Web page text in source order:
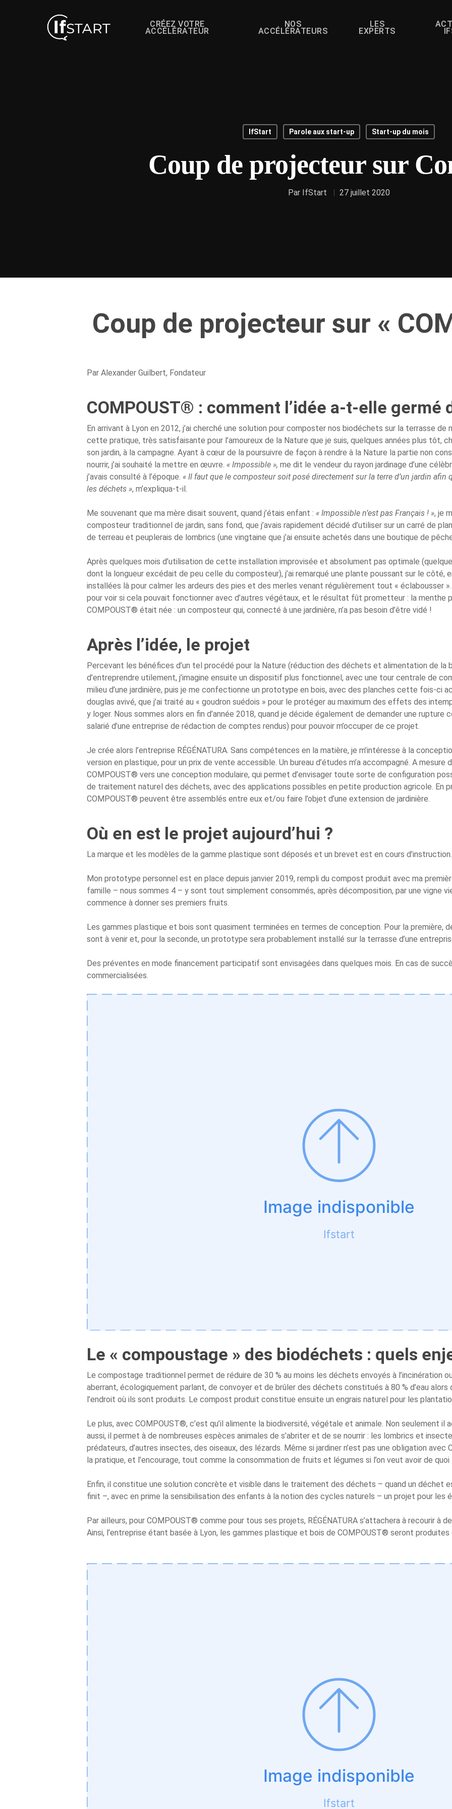
Hit enter to search or ESC to close
CRÉEZ VOTRE
ACCÉLÉRATEUR
NOS
ACCÉLÉRATEURS
LES
EXPERTS
IfStart Parole aux start-up Start-up du mois
Coup de projecteur sur
Par IfStart 27 juillet 2020
Coup de projecteur sur «
Par Alexander Guilbert, Fondateur
COMPOUST® : comment l’idée a-t-elle germé
En arrivant à Lyon en 2012, j’ai cherché une solution pour composter nos biodéchets sur la terrasse
cette pratique, très satisfaisante pour l’amoureux de la Nature que je suis, quelques années plus tôt,
son jardin, à la campagne. Ayant à cœur de la poursuivre de façon à rendre à la Nature la partie non
nourrir, j’ai souhaité la mettre en œuvre. « Impossible », me dit le vendeur du rayon jardinage d’une
j’avais consulté à l’époque. « Il faut que le composteur soit posé directement sur la terre d’un jardin
les déchets », m’expliqua-t-il.
Me souvenant que ma mère disait souvent, quand j’étais enfant : « Impossible n’est pas Français ! », je
composteur traditionnel de jardin, sans fond, que j’avais rapidement décidé d’utiliser sur un carré de
de terreau et peuplerais de lombrics (une vingtaine que j’ai ensuite achetés dans une boutique de
Après quelques mois d’utilisation de cette installation improvisée et absolument pas optimale
dont la longueur excédait de peu celle du composteur), j’ai remarqué une plante poussant sur le côté,
installées là pour calmer les ardeurs des pies et des merles venant régulièrement tout « éclabousser
pour voir si cela pouvait fonctionner avec d’autres végétaux, et le résultat fût prometteur : la menthe
COMPOUST® était née : un composteur qui, connecté à une jardinière, n’a pas besoin d’être vidé !
Après l’idée, le projet
Percevant les bénéfices d’un tel procédé pour la Nature (réduction des déchets et alimentation de la
d’entreprendre utilement, j’imagine ensuite un dispositif plus fonctionnel, avec une tour centrale de
milieu d’une jardinière, puis je me confectionne un prototype en bois, avec des planches cette fois-ci
douglas avivé, que j’ai traité au « goudron suédois » pour le protéger au maximum des effets des
y loger. Nous sommes alors en fin d’année 2018, quand je décide également de demander une rupture
salarié d’une entreprise de rédaction de comptes rendus) pour pouvoir m’occuper de ce projet.
Je crée alors l’entreprise RÉGÉNATURA. Sans compétences en la matière, je m’intéresse à la
version en plastique, pour un prix de vente accessible. Un bureau d’études m’a accompagné. A
COMPOUST® vers une conception modulaire, qui permet d’envisager toute sorte de configuration
de traitement naturel des déchets, avec des applications possibles en petite production agricole. En
COMPOUST® peuvent être assemblés entre eux et/ou faire l’objet d’une extension de jardinière.
Où en est le projet aujourd’hui ?
La marque et les modèles de la gamme plastique sont déposés et un brevet est en cours d’instruction.
Mon prototype personnel est en place depuis janvier 2019, rempli du compost produit avec ma
famille – nous sommes 4 – y sont tout simplement consommés, après décomposition, par une vigne
commence à donner ses premiers fruits.
Les gammes plastique et bois sont quasiment terminées en termes de conception. Pour la première,
sont à venir et, pour la seconde, un prototype sera probablement installé sur la terrasse d’une
Des préventes en mode financement participatif sont envisagées dans quelques mois. En cas de
commercialisées.
Le « compoustage » des biodéchets : quels
Le compostage traditionnel permet de réduire de 30 % au moins les déchets envoyés à l’incinération
aberrant, écologiquement parlant, de convoyer et de brûler des déchets constitués à 80 % d’eau
l’endroit où ils sont produits. Le compost produit constitue ensuite un engrais naturel pour les
Le plus, avec COMPOUST®, c’est qu’il alimente la biodiversité, végétale et animale. Non seulement il
aussi, il permet à de nombreuses espèces animales de s’abriter et de se nourrir : les lombrics et
prédateurs, d’autres insectes, des oiseaux, des lézards. Même si jardiner n’est pas une obligation
la pratique, et l’encourage, tout comme la consommation de fruits et légumes si l’on veut avoir de quoi
Enfin, il constitue une solution concrète et visible dans le traitement des déchets – quand un déchet
finit –, avec en prime la sensibilisation des enfants à la notion des cycles naturels – un projet pour les
Par ailleurs, pour COMPOUST® comme pour tous ses projets, RÉGÉNATURA s’attachera à recourir à
Ainsi, l’entreprise étant basée à Lyon, les gammes plastique et bois de COMPOUST® seront produites